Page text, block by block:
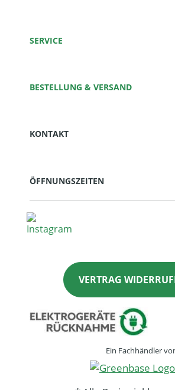
SERVICE
BESTELLUNG & VERSAND
KONTAKT
ÖFFNUNGSZEITEN
VERTRAG
Ein Fachhändler